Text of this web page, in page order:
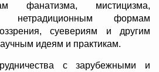
фанатизма, мистицизма,
нетрадиционным формам
суевериям и другим
идеям и практикам.
с зарубежными и